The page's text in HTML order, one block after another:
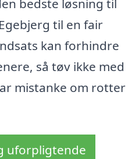
bedste løsning til
til en fair
kan forhindre
så tøv ikke med
mistanke om rotter
uforpligtende